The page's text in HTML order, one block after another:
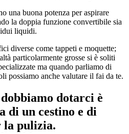
una buona potenza per aspirare
la doppia funzione convertibile sia
liquidi.
diverse come tappeti e moquette;
particolarmente grosse si è soliti
ma quando parliamo di
possiamo anche valutare il fai da te.
dotarci è
di un cestino e di
la pulizia.